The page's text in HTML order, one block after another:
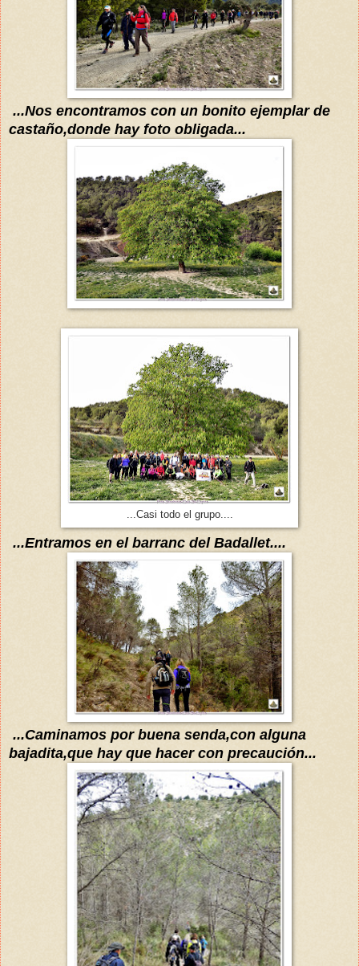
...Nos encontramos con un bonito ejemplar de
castaño,donde hay foto obligada...
...Casi todo el grupo....
...Entramos en el barranc del Badallet....
...Caminamos por buena senda,con alguna
bajadita,que hay que hacer con precaución...